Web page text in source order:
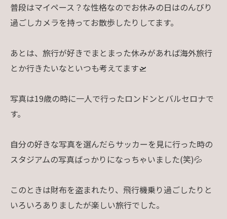
普段はマイペース？な性格なのでお休みの日はのんびり
過ごしカメラを持ってお散歩したりしてます。
あとは、旅行が好きでまとまった休みがあれば海外旅行
とか行きたいなといつも考えてます🛫
写真は19歳の時に一人で行ったロンドンとバルセロナで
す。
自分の好きな写真を選んだらサッカーを見に行った時の
スタジアムの写真ばっかりになっちゃいました(笑)💦
このときは財布を盗まれたり、飛行機乗り過ごしたりと
いろいろありましたが楽しい旅行でした。